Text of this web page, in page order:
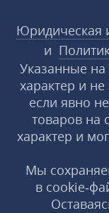
Юридическая
и
Указанные
характер и
если явно
товаров на
характер и
Мы
в